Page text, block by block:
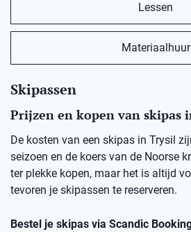
Lessen
Materiaalhuur
Skipassen
Prijzen en kopen van skipas
De kosten van een skipas in Trysil
seizoen en de koers van de Noorse
ter plekke kopen, maar het is altijd
tevoren je skipassen te reserveren.
Bestel je skipas via Scandic